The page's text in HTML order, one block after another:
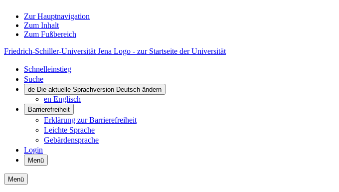
Zur Hauptnavigation
Zum Inhalt
Zum Fußbereich
Friedrich-Schiller-Universität Jena Logo - zur Startseite der Universität
Schnelleinstieg
Suche
de Die aktuelle Sprachversion Deutsch ändern
en Englisch
Barrierefreiheit
Erklärung zur Barrierefreiheit
Leichte Sprache
Gebärdensprache
Login
Menü
Menü